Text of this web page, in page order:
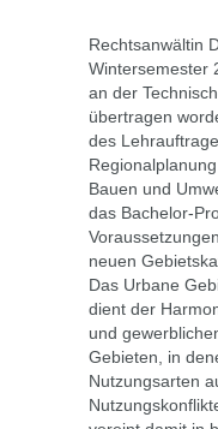
Rechtsanwältin
Wintersemester
an der
übertragen
des
Bauen und
das Bachelor-
neuen
Das Urbane
dient der
und
Gebieten, in
Nutzungsarten